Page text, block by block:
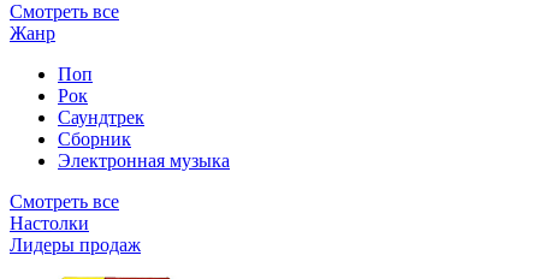
Смотреть все
Жанр
Поп
Рок
Саундтрек
Сборник
Электронная музыка
Смотреть все
Настолки
Лидеры продаж